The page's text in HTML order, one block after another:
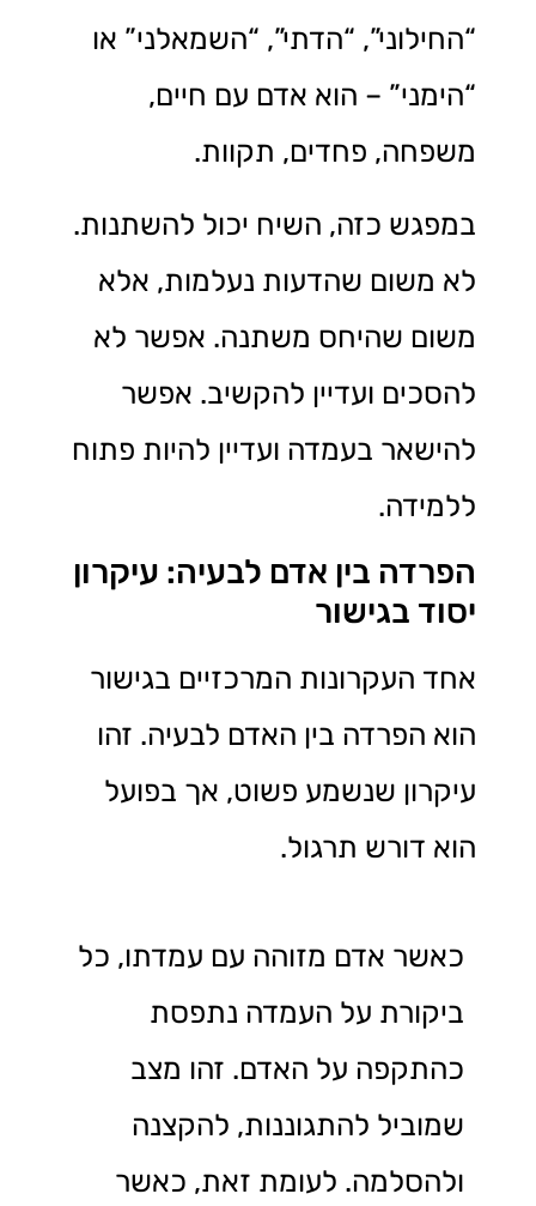
“החילוני”, “הדתי”, “השמאלני” או
“הימני” – הוא אדם עם חיים,
משפחה, פחדים, תקוות.
במפגש כזה, השיח יכול להשתנות.
לא משום שהדעות נעלמות, אלא
משום שהיחס משתנה. אפשר לא
להסכים ועדיין להקשיב. אפשר
להישאר בעמדה ועדיין להיות פתוח
ללמידה.
הפרדה בין אדם לבעיה: עיקרון
יסוד בגישור
אחד העקרונות המרכזיים בגישור
הוא הפרדה בין האדם לבעיה. זהו
עיקרון שנשמע פשוט, אך בפועל
הוא דורש תרגול.
כאשר אדם מזוהה עם עמדתו, כל
ביקורת על העמדה נתפסת
כהתקפה על האדם. זהו מצב
שמוביל להתגוננות, להקצנה
ולהסלמה. לעומת זאת, כאשר